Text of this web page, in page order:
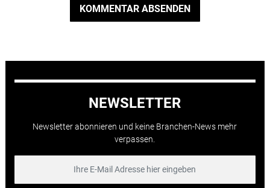
KOMMENTAR ABSENDEN
NEWSLETTER
Newsletter abonnieren und keine Branchen-News mehr
verpassen.